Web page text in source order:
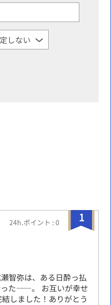
1
24h.ポイント : 0
智弥は、ある日酔っ払
った――。 お互いが幸せ
しました！ありがとう